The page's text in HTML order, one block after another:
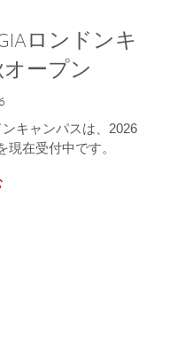
ロンドンキ
ープン
キャンパスは、2026
在受付中です。